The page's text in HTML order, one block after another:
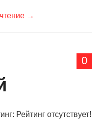
→
0
Рейтинг отсутствует!